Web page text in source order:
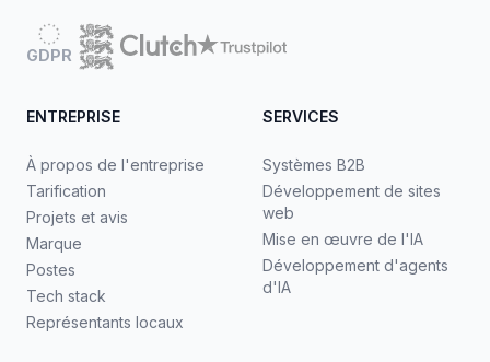
GDPR
ENTREPRISE
À propos de l'entreprise
Tarification
Projets et avis
Marque
Postes
Tech stack
Représentants locaux
SERVICES
Systèmes B2B
Développement de sites
web
Mise en œuvre de l'IA
Développement d'agents
d'IA